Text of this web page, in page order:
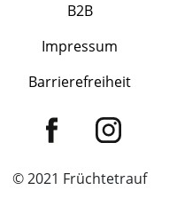
© 2021 Früchtetrauf
B2B
Impressum
Barrierefreiheit